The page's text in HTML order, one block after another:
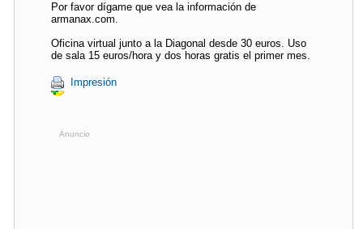
Por favor dígame que vea la información de
armanax.com.
Oficina virtual junto a la Diagonal desde 30 euros. Uso
de sala 15 euros/hora y dos horas gratis el primer mes.
Impresión
Anuncio